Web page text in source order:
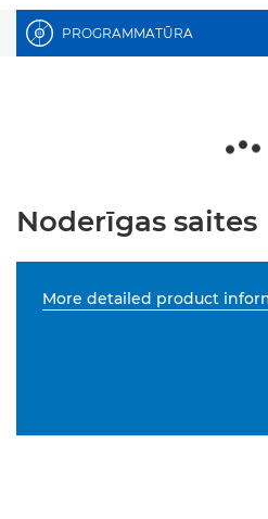
PROGRAMMATŪRA
Noderīgas saites
More detailed product